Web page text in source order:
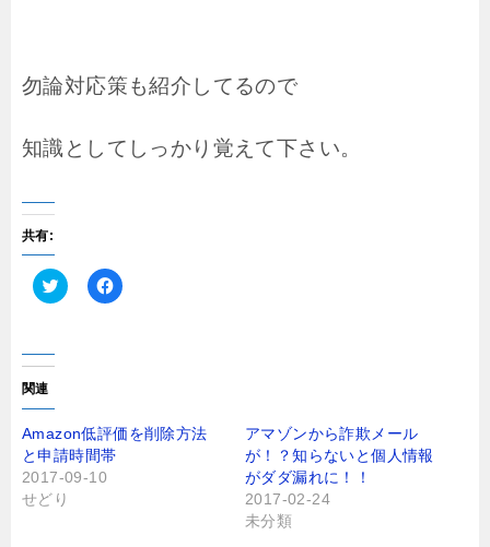
勿論対応策も紹介してるので
知識としてしっかり覚えて下さい。
共有:
ク
し
て
T
i
t
t
e
r
で
共
F
共
有
す
る
に
関連
Amazon低評価を削除方法
と申請時間帯
2017-09-10
せどり
アマゾンから詐欺メール
が！？知らないと個人情報
がダダ漏れに！！
2017-02-24
未分類